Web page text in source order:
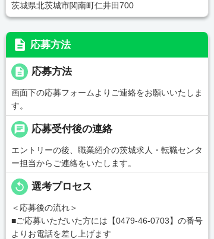
茨城県北茨城市関南町仁井田700
description 応募方法
description 応募方法
画面下の応募フォームよりご連絡をお願いいたしま
す。
chat 応募受付後の連絡
エントリーの後、職業紹介の茨城求人・転職センタ
ー担当からご連絡をいたします。
replay 選考プロセス
＜応募後の流れ＞
■ご応募いただいた方には【0479-46-0703】の番号
よりお電話を差し上げます